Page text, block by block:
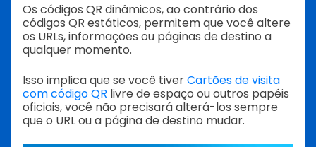
Os códigos QR dinâmicos, ao contrário dos
códigos QR estáticos, permitem que você altere
os URLs, informações ou páginas de destino a
qualquer momento.
Isso implica que se você tiverCartões de visita
com código QR livre de espaço ou outros papéis
oficiais, você não precisará alterá-los sempre
que o URL ou a página de destino mudar.